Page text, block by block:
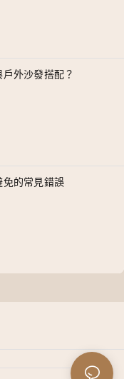
外沙發搭配？
免的常見錯誤